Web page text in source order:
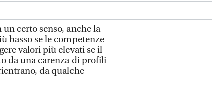
certo senso, anche la
basso se le competenze
valori più elevati se il
da una carenza di profili
da qualche